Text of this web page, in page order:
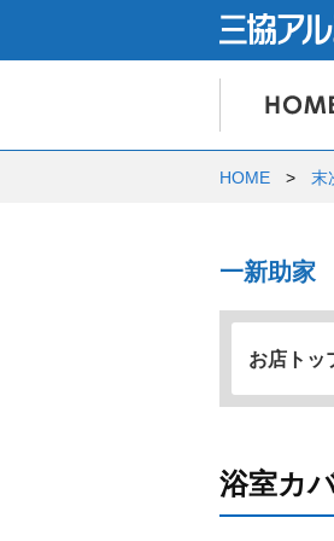
HOME 末
一新助家
お店トッ
浴室カ